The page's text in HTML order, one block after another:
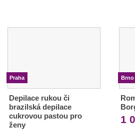
Praha
Depilace rukou či
brazilská depilace
cukrovou pastou pro
ženy
Brno
1